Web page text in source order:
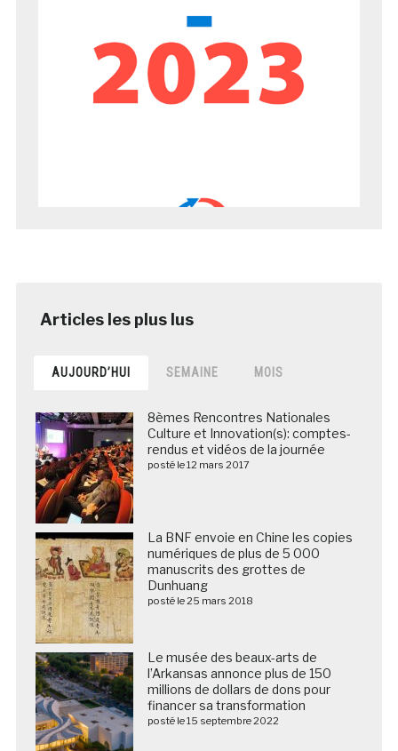
AUJOURD’HUI SEMAINE MOIS
8èmes Rencontres Nationales
Culture et Innovation(s): comptes-
rendus et vidéos de la journée
posté le 12 mars 2017
La BNF envoie en Chine les copies
numériques de plus de 5 000
manuscrits des grottes de
Dunhuang
posté le 25 mars 2018
Le musée des beaux-arts de
l’Arkansas annonce plus de 150
millions de dollars de dons pour
financer sa transformation
posté le 15 septembre 2022